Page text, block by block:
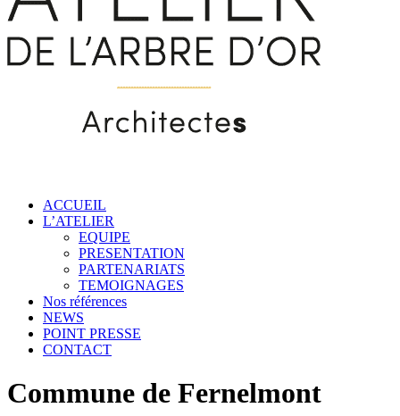
ACCUEIL
L’ATELIER
EQUIPE
PRESENTATION
PARTENARIATS
TEMOIGNAGES
Nos références
NEWS
POINT PRESSE
CONTACT
Commune de Fernelmont